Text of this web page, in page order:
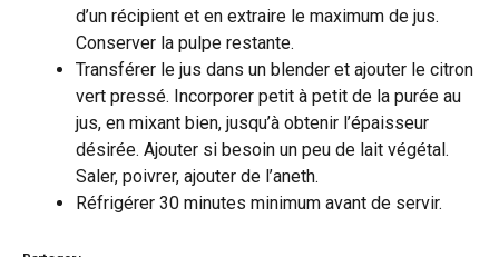
d’un récipient et en extraire le maximum de jus.
Conserver la pulpe restante.
Transférer le jus dans un blender et ajouter le citron
vert pressé. Incorporer petit à petit de la purée au
jus, en mixant bien, jusqu’à obtenir l’épaisseur
désirée. Ajouter si besoin un peu de lait végétal.
Saler, poivrer, ajouter de l’aneth.
Réfrigérer 30 minutes minimum avant de servir.